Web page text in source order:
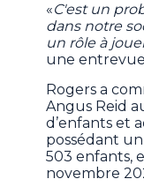
«C'est un
dans notre
un rôle à
une entrevue
Rogers a
Angus Reid
d’enfants et
possédant
503 enfants,
novembre